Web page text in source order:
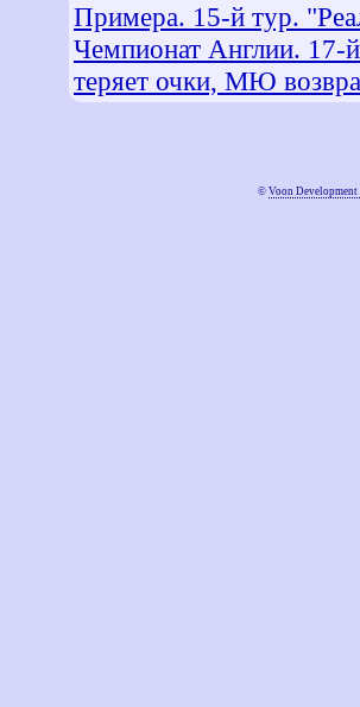
Примера. 15-й тур.
Чемпионат Англии. 17-
теряет очки, МЮ
© Voon Development